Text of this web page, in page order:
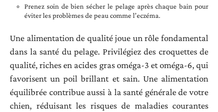
Prenez soin de bien sécher le pelage après chaque bain pour
éviter les problèmes de peau comme l’eczéma.
Une alimentation de qualité joue un rôle fondamental
dans la santé du pelage. Privilégiez des croquettes de
qualité, riches en acides gras oméga-3 et oméga-6, qui
favorisent un poil brillant et sain. Une alimentation
équilibrée contribue aussi à la santé générale de votre
chien, réduisant les risques de maladies courantes